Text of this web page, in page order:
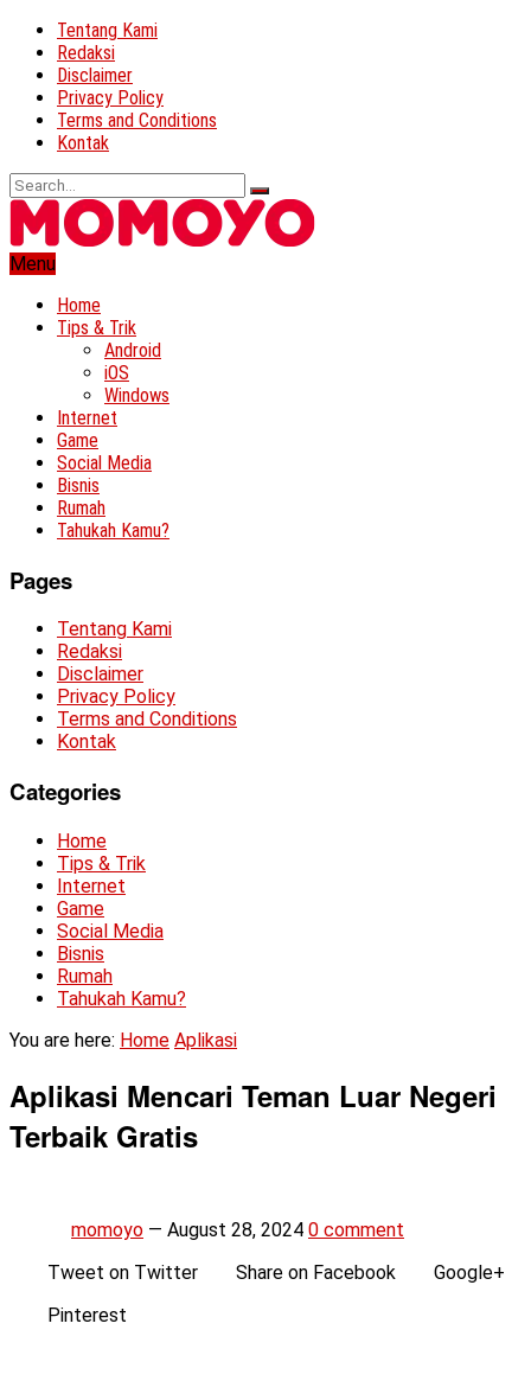
Tentang Kami
Redaksi
Disclaimer
Privacy Policy
Terms and Conditions
Kontak
Menu
Home
Tips & Trik
Android
iOS
Windows
Internet
Game
Social Media
Bisnis
Rumah
Tahukah Kamu?
Pages
Tentang Kami
Redaksi
Disclaimer
Privacy Policy
Terms and Conditions
Kontak
Categories
Home
Tips & Trik
Internet
Game
Social Media
Bisnis
Rumah
Tahukah Kamu?
You are here: Home Aplikasi
Aplikasi Mencari Teman Luar Negeri
Terbaik Gratis
momoyo — August 28, 2024 0 comment
Tweet on Twitter
Share on Facebook
Google+
Pinterest